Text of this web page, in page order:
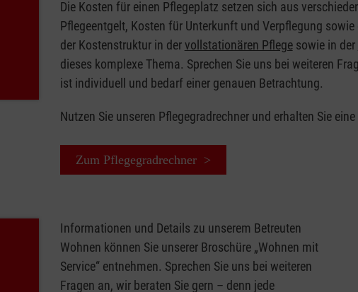
Die Kosten für einen Pflegeplatz setzen sich aus
Pflegeentgelt, Kosten für Unterkunft und Verpflegung
der Kostenstruktur in dervollstationären Pflegesowie in der
dieses komplexe Thema. Sprechen Sie uns bei weiteren
ist individuell und bedarf einer genauen Betrachtung.
Nutzen Sie unseren Pflegegradrechner und erhalten Sie
Zum Pflegegradrechner >
Informationen und Details zu unserem Betreuten
Wohnen können Sie unserer Broschüre „Wohnen mit
Service“ entnehmen. Sprechen Sie uns bei weiteren
Fragen an, wir beraten Sie gern – denn jede